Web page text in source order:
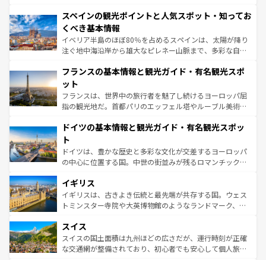
ろん、トスカーナの美しい田園風景やアマルフィ海岸の絶
景など、自然景観も見逃せない。観光の合間には、本場の
ピザやパスタなど、絶品のイタリア料理を堪能することも
できる。朝目覚めてから夜眠るまで、すべての瞬間を楽し
なお、新着のイタリア情報はコンテンツ一覧を参照してほ
しい。
スペインの観光ポイントと人気スポット・知ってお
くべき基本情報
イベリア半島のほぼ80％を占めるスペインは、太陽が降り
注ぐ地中海沿岸から雄大なピレネー山脈まで、多彩な自然
文化が根付くこの国では、情熱的なフラメンコ、熱気あふ
れる闘牛、そして美味しいタパスが生活の一部となってい
る。首都マドリードの洗練された雰囲気や、バルセロナの
アートに溢れた街角から、地方では古代ローマ遺跡や中世
せる。地方によって風土や気候が異なるスペインはその個
ンテンツ一覧 を参照してほしい。
フランスの基本情報と観光ガイド・有名観光スポ
ット
フランスは、世界中の旅行者を魅了し続けるヨーロッパ屈
指の観光地だ。首都パリのエッフェル塔やルーブル美術館
で、幅広い魅力が詰まっている。華麗な宮殿、歴史的な大
聖堂、美しいビーチ、そして豊かな自然が、訪れる者を心
から魅了する。また、フランスは美食の国としても知ら
れ、フランス料理はユネスコ無形文化遺産にも登録されて
香り高いラベンダー畑など、多彩な楽しみ方が可能だ。さ
らに、パリ以外の地域にも魅力が溢れており、どの街角に
も豊かな歴史と文化が息づいている。パリ以外の個性あふ
を参照してほしい。
ドイツの基本情報と観光ガイド・有名観光スポッ
ト
ドイツは、豊かな歴史と多彩な文化が交差するヨーロッパ
の中心に位置する国。中世の街並みが残るロマンチック街
顔を持つこの国は、どこを歩いても飽きることがない。ベ
ルリンの文化的活気、バイエルン州のアルプスの絶景、そ
してライン川沿いのワイン畑といった風景は必見。ビール
は、お酒好きな人にはぜひ体験してほしい。 なお、新着の
ドイツ情報はコンテンツ一覧を参照してほしい。
イギリス
イギリスは、古きよき伝統と最先端が共存する国。ウェス
トミンスター寺院や大英博物館のようなランドマーク、歴
リアごとに異なる魅力がある。また、優雅なアフタヌーン
ティー、ビール好きにはたまらない英国パブ、サッカー観
戦など、本場だからこそできる体験も豊富。イギリスを旅
スイス
スイスの国土面積は九州ほどの広さだが、運行時刻が正確
な交通網が整備されており、初心者でも安心して個人旅行